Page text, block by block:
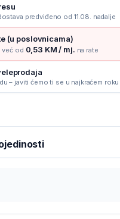
predviđeno od 11.08. nadalje
(u poslovnicama)
već od 0,53 KM / mj. na rate
– javiti ćemo ti se u najkraćem roku